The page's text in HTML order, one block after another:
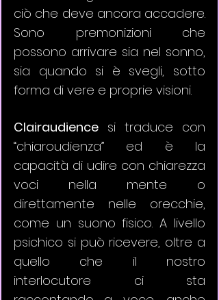
ciò che deve ancora accadere.
Sono premonizioni che
possono arrivare sia nel sonno,
sia quando si è svegli, sotto
forma di vere e proprie visioni.
Clairaudience si traduce con
“chiaroudienza” ed è la
capacità di udire con chiarezza
voci nella mente o
direttamente nelle orecchie,
come un suono fisico. A livello
psichico si può ricevere, oltre a
quello che il nostro
interlocutore ci sta